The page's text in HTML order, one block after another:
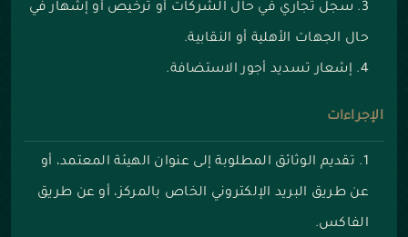
سجل تجاري في حال الشركات أو ترخيص أو إشهار في
حال الجهات الأهلية أو النقابية.
إشعار تسديد أجور الاستضافة.
الإجراءات
تقديم الوثائق المطلوبة إلى عنوان الهيئة المعتمد، أو
عن طريق البريد الإلكتروني الخاص بالمركز، أو عن طريق
الفاكس.